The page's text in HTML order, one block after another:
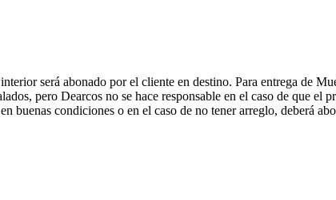
será abonado por el cliente en destino. Para entrega de
pero Dearcos no se hace responsable en el caso de que el
buenas condiciones o en el caso de no tener arreglo, deberá